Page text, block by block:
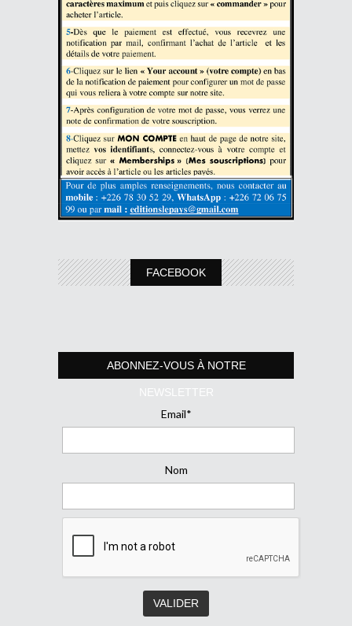
FACEBOOK
ABONNEZ-VOUS À NOTRE
NEWSLETTER
Email*
Nom